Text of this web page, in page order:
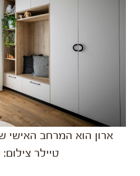
ארון הוא המרחב האישי
טיילר צילום: